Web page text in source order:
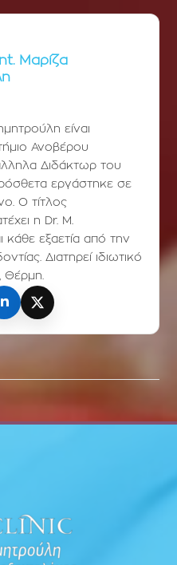
Μαρίζα
είναι
Ανοβέρου
Διδάκτωρ του
εργάστηκε σε
Ο τίτλος
η Dr. Μ.
εξαετία από την
Διατηρεί ιδιωτικό
Θέρμη.
LinkedInX (Twitter)